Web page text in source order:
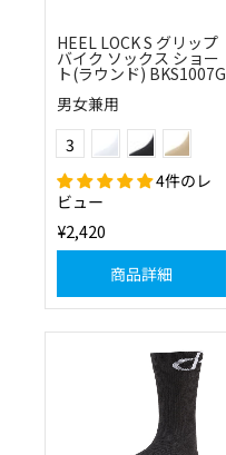
HEEL LOCK S グリップ
バイク ソックス ショー
ト(ラウンド) BKS1007G
男女兼用
Color
3
4件のレ
ビュー
¥2,420
商品詳細